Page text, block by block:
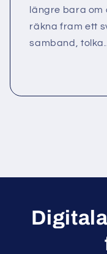
längre bara om
räkna fram ett
samband, tolka...